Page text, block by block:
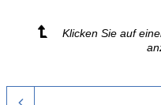
Klicken Sie auf